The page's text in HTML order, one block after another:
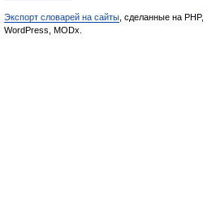
Экспорт словарей на сайты , сделанные на PHP,
WordPress, MODx.